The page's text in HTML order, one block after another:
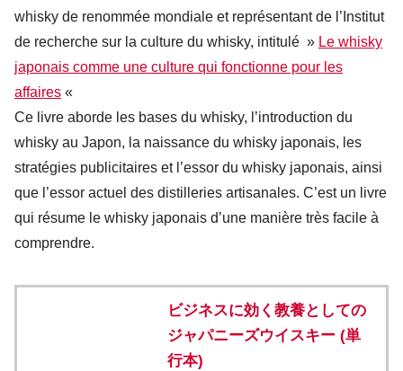
whisky de renommée mondiale et représentant de l’Institut
de recherche sur la culture du whisky, intitulé » Le whisky
japonais comme une culture qui fonctionne pour les
affaires «
Ce livre aborde les bases du whisky, l’introduction du
whisky au Japon, la naissance du whisky japonais, les
stratégies publicitaires et l’essor du whisky japonais, ainsi
que l’essor actuel des distilleries artisanales. C’est un livre
qui résume le whisky japonais d’une manière très facile à
comprendre.
ビジネスに効く教養としての
ジャパニーズウイスキー (単
行本)